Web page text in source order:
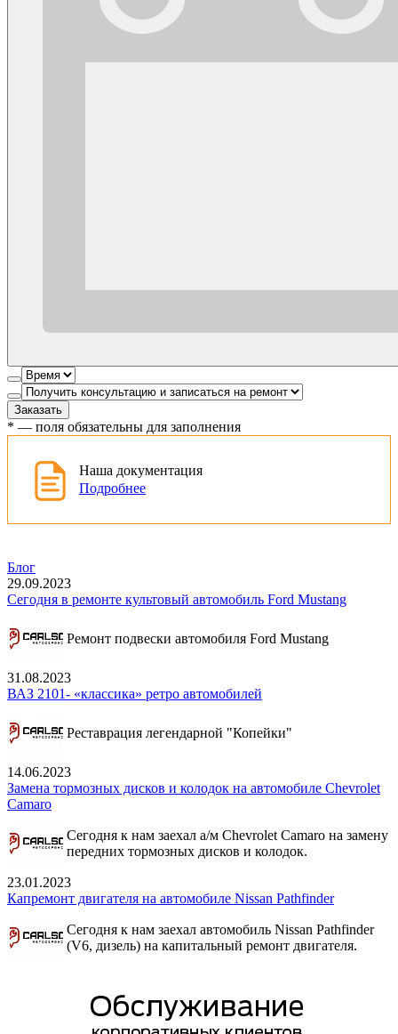
Заказать
* — поля обязательны для заполнения
Наша документация
Подробнее
Блог
29.09.2023
Сегодня в ремонте культовый автомобиль Ford Mustang
Ремонт подвески автомобиля Ford Mustang
31.08.2023
ВАЗ 2101- «классика» ретро автомобилей
Реставрация легендарной "Копейки"
14.06.2023
Замена тормозных дисков и колодок на автомобиле Chevrolet
Camaro
Сегодня к нам заехал а/м Chevrolet Camaro на замену
передних тормозных дисков и колодок.
23.01.2023
Капремонт двигателя на автомобиле Nissan Pathfinder
Сегодня к нам заехал автомобиль Nissan Pathfinder
(V6, дизель) на капитальный ремонт двигателя.